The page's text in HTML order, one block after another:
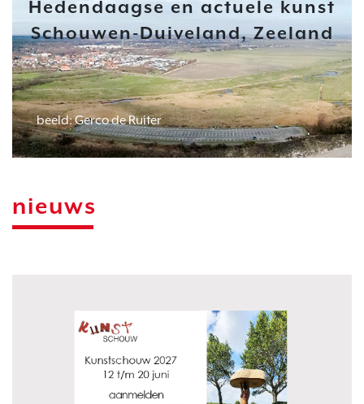
Hedendaagse en actuele kunst
Schouwen-Duiveland, Zeeland
beeld: Gerco de Ruiter
nieuws